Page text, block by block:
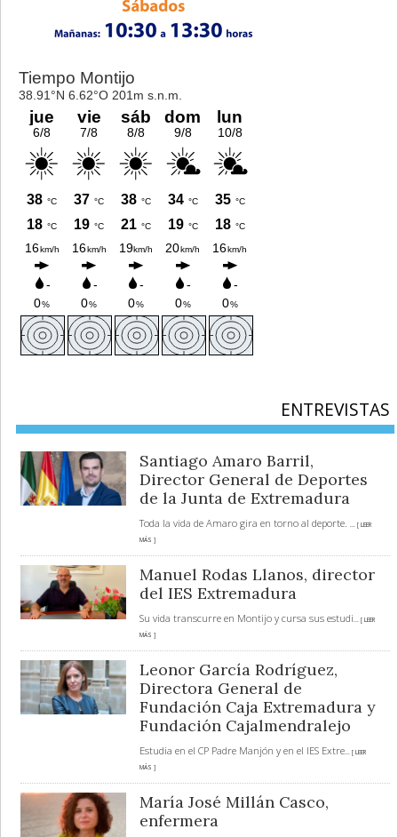
ENTREVISTAS
Santiago Amaro Barril,
Director General de Deportes
de la Junta de Extremadura
Toda la vida de Amaro gira en torno al deporte.
... [ LEER
MÁS ]
Manuel Rodas Llanos, director
del IES Extremadura
Su vida transcurre en Montijo y cursa sus estudi... [ LEER
MÁS ]
Leonor García Rodríguez,
Directora General de
Fundación Caja Extremadura y
Fundación Cajalmendralejo
Estudia en el CP Padre Manjón y en el IES Extre... [ LEER
MÁS ]
María José Millán Casco,
enfermera